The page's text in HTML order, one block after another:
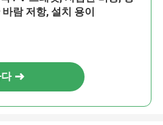
바람 저항, 설치 용이